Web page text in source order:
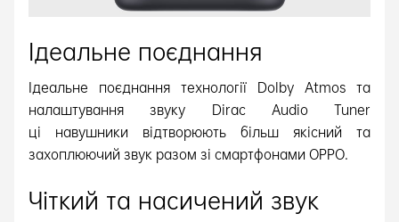
Ідеальне поєднання
Ідеальне поєднання технології Dolby Atmos та
налаштування звуку Dirac Audio Tuner
ці навушники відтворюють більш якісний та
захоплюючий звук разом зі смартфонами OPPO.
Чіткий та насичений звук